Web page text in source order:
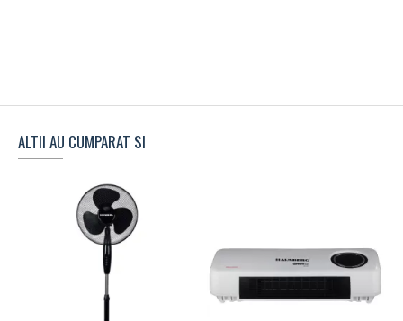
ALTII AU CUMPARAT SI